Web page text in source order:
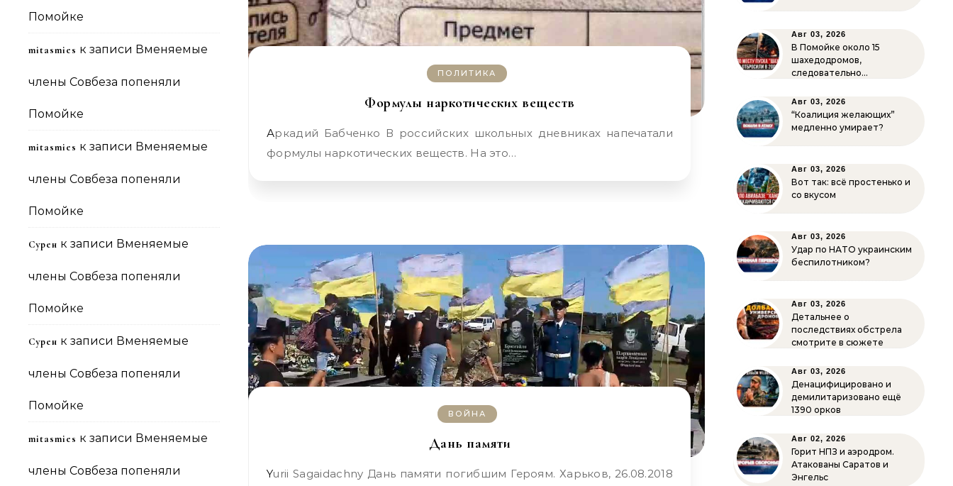
Помойке
mitasmies к записи Вменяемые
члены Совбеза попеняли
Помойке
mitasmies к записи Вменяемые
члены Совбеза попеняли
Помойке
Сурен к записи Вменяемые
члены Совбеза попеняли
Помойке
Сурен к записи Вменяемые
члены Совбеза попеняли
Помойке
mitasmies к записи Вменяемые
члены Совбеза попеняли
ПОЛИТИКА
Формулы наркотических веществ
Аркадий Бабченко В российских школьных дневниках напечатали
формулы наркотических веществ. На это…
ВОЙНА
Дань памяти
Yurii Sagaidachny Дань памяти погибшим Героям. Харьков, 26.08.2018
Авг 03, 2026
В Помойке около 15
шахедодромов,
следовательно…
Авг 03, 2026
“Коалиция желающих”
медленно умирает?
Авг 03, 2026
Вот так: всё простенько и
со вкусом
Авг 03, 2026
Удар по НАТО украинским
беспилотником?
Авг 03, 2026
Детальнее о
последствиях обстрела
смотрите в сюжете
Авг 03, 2026
Денацифицировано и
демилитаризовано ещё
1390 орков
Авг 02, 2026
Горит НПЗ и аэродром.
Атакованы Саратов и
Энгельс